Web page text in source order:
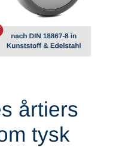
årtiers
tysk